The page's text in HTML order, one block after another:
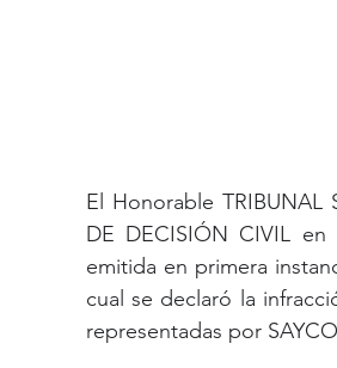
El Honorable TRIBUNAL
DE DECISIÓN CIVIL
emitida en primera
cual se declaró la
representadas por